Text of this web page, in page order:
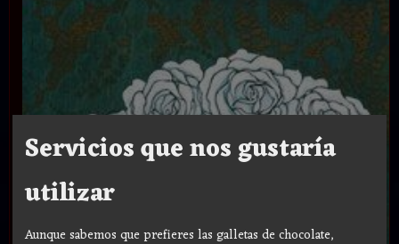
Servicios que nos gustaría
utilizar
Aunque sabemos que prefieres las galletas de chocolate,